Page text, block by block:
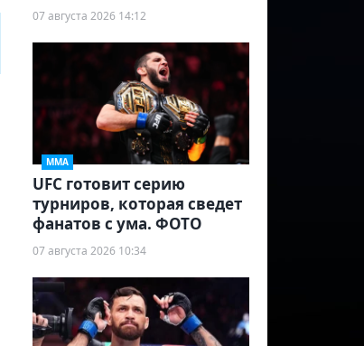
07 августа 2026 14:12
ММА
UFC готовит серию
турниров, которая сведет
фанатов с ума. ФОТО
07 августа 2026 10:34